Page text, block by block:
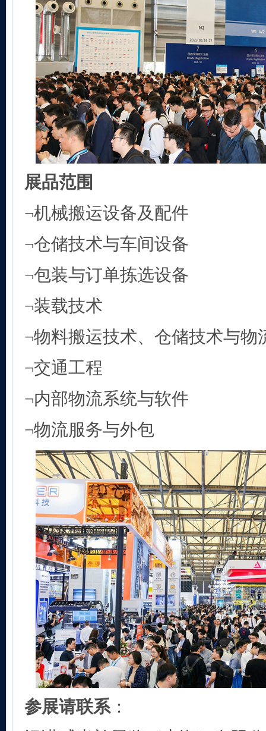
展品范围
¬机械搬运设备及配件
¬仓储技术与车间设备
¬包装与订单拣选设备
¬装载技术
¬物料搬运技术、仓储技术与物
¬交通工程
¬内部物流系统与软件
¬物流服务与外包
参展请联系 ：